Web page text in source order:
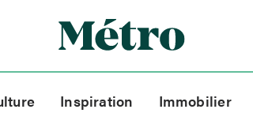
Inspiration Immobilier